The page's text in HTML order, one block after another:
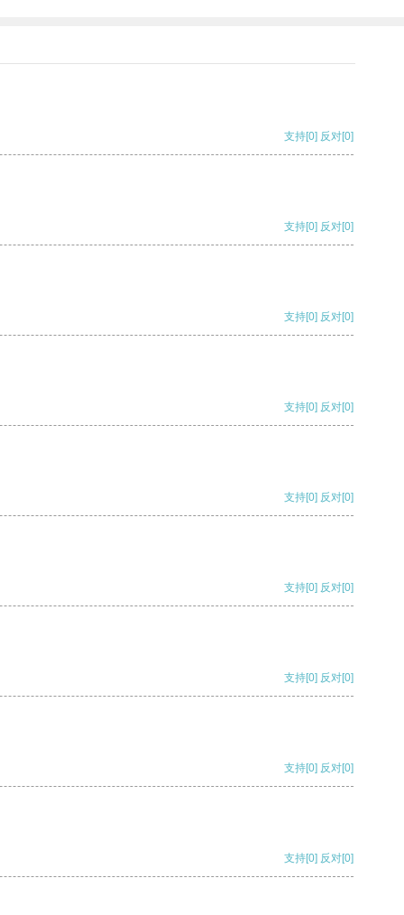
支持[0] 反对[0]
支持[0] 反对[0]
支持[0] 反对[0]
支持[0] 反对[0]
支持[0] 反对[0]
支持[0] 反对[0]
支持[0] 反对[0]
支持[0] 反对[0]
支持[0] 反对[0]